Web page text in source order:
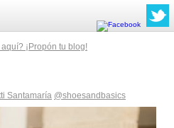
¡Propón tu blog!
Santamaría @shoesandbasics